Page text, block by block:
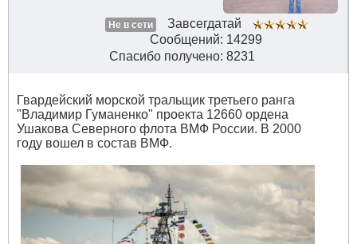
Не в сети
Завсегдатай
Сообщений: 14299
Спасибо получено: 8231
Гвардейский морской тральщик третьего ранга
"Владимир Гуманенко" проекта 12660 ордена
Ушакова Северного флота ВМФ России. В 2000
году вошел в состав ВМФ.